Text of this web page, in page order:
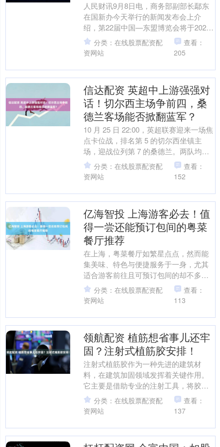
人民财讯9月8日电，商务部副部长鄢东
在国新办今天举行的新闻发布会上介
绍，第22届中国—东盟博览会将于2025
年9月17日至21日在广西南宁举办，主题
是“数智赋能....
分类：在线股票配资配
资网站
查看：
205
信达配资 英超中上游强强对
话！切尔西主场争前四，桑
德兰客场能否掀翻蓝军？
10 月 25 日 22:00，英超联赛迎来一场焦
点卡位战，排名第 5 的切尔西坐镇主
场，迎战位列第 7 的桑德兰。两队均处
于中上游区域，距离欧冠资格区仅咫尺
之....
分类：在线股票配资配
资网站
查看：
152
亿海智投 上海游客必去！值
得一尝还能预订包间的粤菜
餐厅推荐
在上海，粤菜餐厅如繁星点点，然而能
集美味、特色与便捷服务于一身，尤其
适合游客前往且可预订包间的却不多。
本文将为您推荐五家粤菜餐厅，带您领
略地道的岭南风味。 千江....
分类：在线股票配资配
资网站
查看：
113
领航配资 植筋想省事儿还牢
固？注射式植筋胶安排！
注射式植筋胶作为一种先进的建筑材
料，在建筑加固领域发挥着关键作用。
它主要是借助专业的注射工具，将胶体
精准地注入预先钻好的孔洞之中。这种
注射方式具有显著优势，能确....
分类：在线股票配资配
资网站
查看：
137